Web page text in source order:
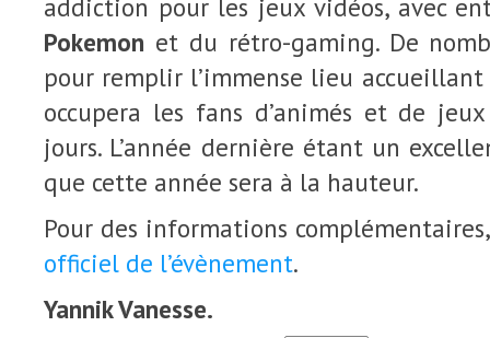
addiction pour les jeux vidéos, avec
Pokemon et du rétro-gaming. De
pour remplir l’immense lieu
occupera les fans d’animés et de
jours. L’année dernière étant un
que cette année sera à la hauteur.
Pour des informations
officiel de l’évènement.
Yannik Vanesse.